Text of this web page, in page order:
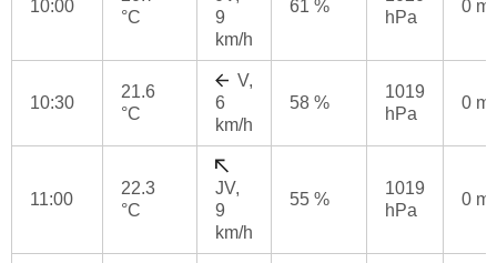
10:00
°C
9
km/h
61 %
hPa
0
10:30
21.6
°C
V,
6
km/h
58 %
1019
hPa
0
11:00
22.3
°C
JV,
9
km/h
55 %
1019
hPa
0